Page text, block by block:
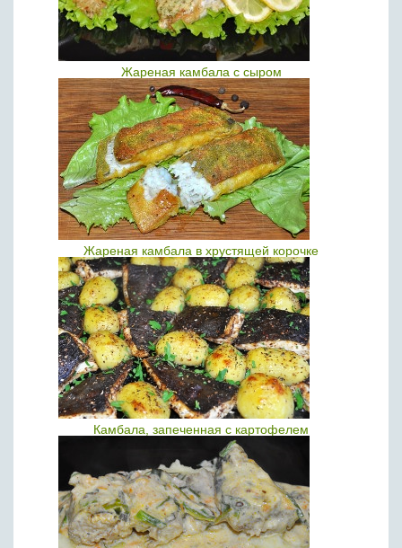
Жареная камбала с сыром
Жареная камбала в хрустящей корочке
Камбала, запеченная с картофелем